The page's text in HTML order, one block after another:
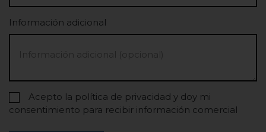
Información adicional
Acepto la política de privacidad y doy mi
consentimiento para recibir información comercial